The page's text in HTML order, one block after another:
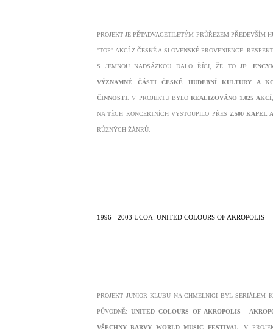
PROJEKT JE PĚTADVACETILETÝM PRŮŘEZEM PŘEDEVŠÍM
"TOP" AKCÍ Z ČESKÉ A SLOVENSKÉ PROVENIENCE.
S JEMNOU NADSÁZKOU DALO ŘÍCI, ŽE TO JE:
VÝZNAMNÉ ČÁSTI ČESKÉ HUDEBNÍ KULTURY A
ČINNOSTI . V PROJEKTU BYLOREALIZOVÁNO 1.025 AKCÍ
NA TĚCH KONCERTNÍCH VYSTOUPILO PŘES 2.500 KAPEL
RŮZNÝCH ŽÁNRŮ.
1996 - 2003 UCOA: UNITED COLOURS OF AKROPOLIS
PROJEKT JUNIOR KLUBU NA CHMELNICI BYL SERIÁLEM
PŮVODNĚ: UNITED COLOURS OF AKROPOLIS -
VŠECHNY BARVY WORLD MUSIC FESTIVAL. V